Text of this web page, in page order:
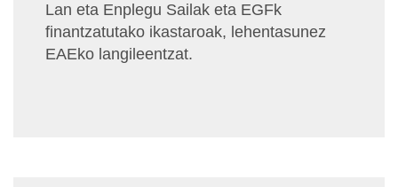
Lan eta Enplegu Sailak eta EGFk
finantzatutako ikastaroak, lehentasunez
EAEko langileentzat.